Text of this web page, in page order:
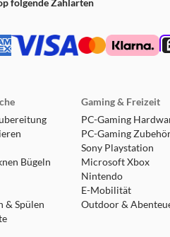
folgende Zahlarten
Bügeln
& Spülen
Gaming & Freizeit
PC-Gaming
PC-Gaming
Sony Playstation
Microsoft Xbox
Nintendo
E-Mobilität
Outdoor &